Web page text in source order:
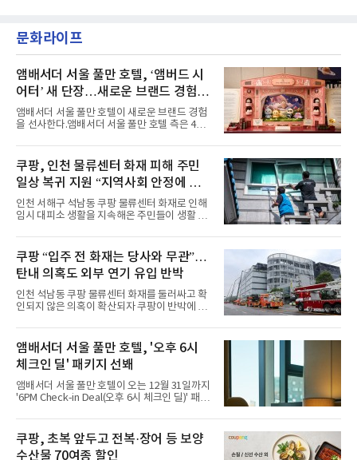
했다. “내 티, 5 bucks 바지는, 만원” 등 멤버들
의 라이프 스타일
MBC '쇼! 음악중심', SBS '인기가요' 등 주요 음
악방송 무대에 올라 화려한 퍼포먼스를 펼쳤다.
력을 앞세워 매 무대 색다른 볼거리를 선사했다.
특히 화사한 파스텔 톤의 비치웨어부터 청량한
마린룩, 햇살 아래 반짝이는 물결을 연상시키는
스커트, 강렬한 붉은 계열의 스타일링까지 각기
다른 매력을 선보였다. 브브걸은 다채로운 여름
패션을 완벽하게 소화하며 보
문화라이프
앰배서더 서울 풀만 호텔, ‘앰버드 시
어터’ 새 단장…새로운 브랜드 경험 선
사
앰배서더 서울 풀만 호텔이 새로운 브랜드 경험
을 선사한다.앰배서더 서울 풀만 호텔 측은 4일
이야기를 담은 인형 극장 콘셉트의 공간 ‘앰버드
시어터(Ambird Theater)’를 새롭게 선보인
다”고 밝혔다.앰배서더 서울 풀만 호텔은 로비
한편에 마련된 앰버드 존을 통해 앰버드의 세계
관을 소개해왔다. 앰버드 존은 앰버드가 우주여
행 중 수집한 다양한 굿즈를 전시한 '앰버드 플래
닛(Ambird Planet)과 계절별 플라워 연출로 사
라 극장을 모티브로 한 데코레이션으로 구성됐
다. 무대 공간 및 티켓 박스
쿠팡, 인천 물류센터 화재 피해 주민
일상 복귀 지원 “지역사회 안정에 총
력”
인천 서해구 석남동 쿠팡 물류센터 화재로 인해
임시 대피소 생활을 지속해온 주민들이 생활 터
필먼트서비스(CFS)가 지난 28일부터 화재 피해
주민을 대상으로 전문 출장 청소서비스 지원에
나섬으로써 본격적인 지역사회 복구 작업이 시
작된 것이다.대피소 주민 중심 청소 접수, 첫날
부터 2가구 지원 완료CFS는 신현초등학교, 신
현북초등학교, 신현여자중학교 등 인천 서해구
관내 임시 대피소 3곳에서 체류해온 화재 피해
민들의 호응 속에 CFS는 즉시 행동에 나섰다. 지
난 28일 오후 전문 청소업체와
쿠팡 “입주 전 화재는 당사와 무관”…
탄내 의혹도 외부 연기 유입 반박
인천 석남동 쿠팡 물류센터 화재를 둘러싸고 확
인되지 않은 의혹이 확산되자 쿠팡이 반박에 나
에 대해서는 외부 화재 연기 유입이라고 설명했
고, 2023년 같은 물류센터에서 발생한 화재에
대해서도 쿠팡 입주 전 공사 과정에서 벌어진 일
이라며 선을 그었다.쿠팡은 21일 인천 물류센터
내부에서 불이 타는 냄새가 났다는 의혹과 관련
해 “사실무근”이라는 입장을 밝혔다.회사 측은
“인근에서 지난 15일 다른 회사에서 발생한 대
것으로 확인됐다”고 설명했다.이어 “정확한 화
재 원인은 추후 조사될
앰배서더 서울 풀만 호텔, '오후 6시
체크인 딜' 패키지 선봬
앰배서더 서울 풀만 호텔이 오는 12월 31일까지
'6PM Check-in Deal(오후 6시 체크인 딜)' 패키
으로 여유로운 저녁 시간부터 호텔 스테이를 시
작할 수 있도록 준비됐다.앰배서더 서울 풀만 호
텔 측은 “퇴근 후 또는 주말 도심 속에서 짧지만
쿠팡, 초복 앞두고 전복·장어 등 보양
수산물 70여종 할인